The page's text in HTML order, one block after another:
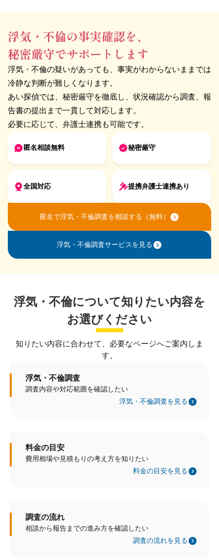
浮気・不倫の事実確認を、
秘密厳守でサポートします
浮気・不倫の疑いがあっても、事実がわからないままでは
冷静な判断が難しくなります。
あい探偵では、秘密厳守を徹底し、状況確認から調査、報
告書の提出まで一貫して対応します。
必要に応じて、弁護士連携も可能です。
匿名相談無料 秘密厳守
全国対応 提携弁護士連携あり
匿名で浮気・不倫調査を相談する（無料）
浮気・不倫調査サービスを見る
浮気・不倫について知りたい内容を
お選びください
知りたい内容に合わせて、必要なページへご案内しま
す。
浮気・不倫調査
調査内容や対応範囲を確認したい
浮気・不倫調査を見る
料金の目安
費用相場や見積もりの考え方を知りたい
料金の目安を見る
調査の流れ
相談から報告までの進み方を確認したい
調査の流れを見る